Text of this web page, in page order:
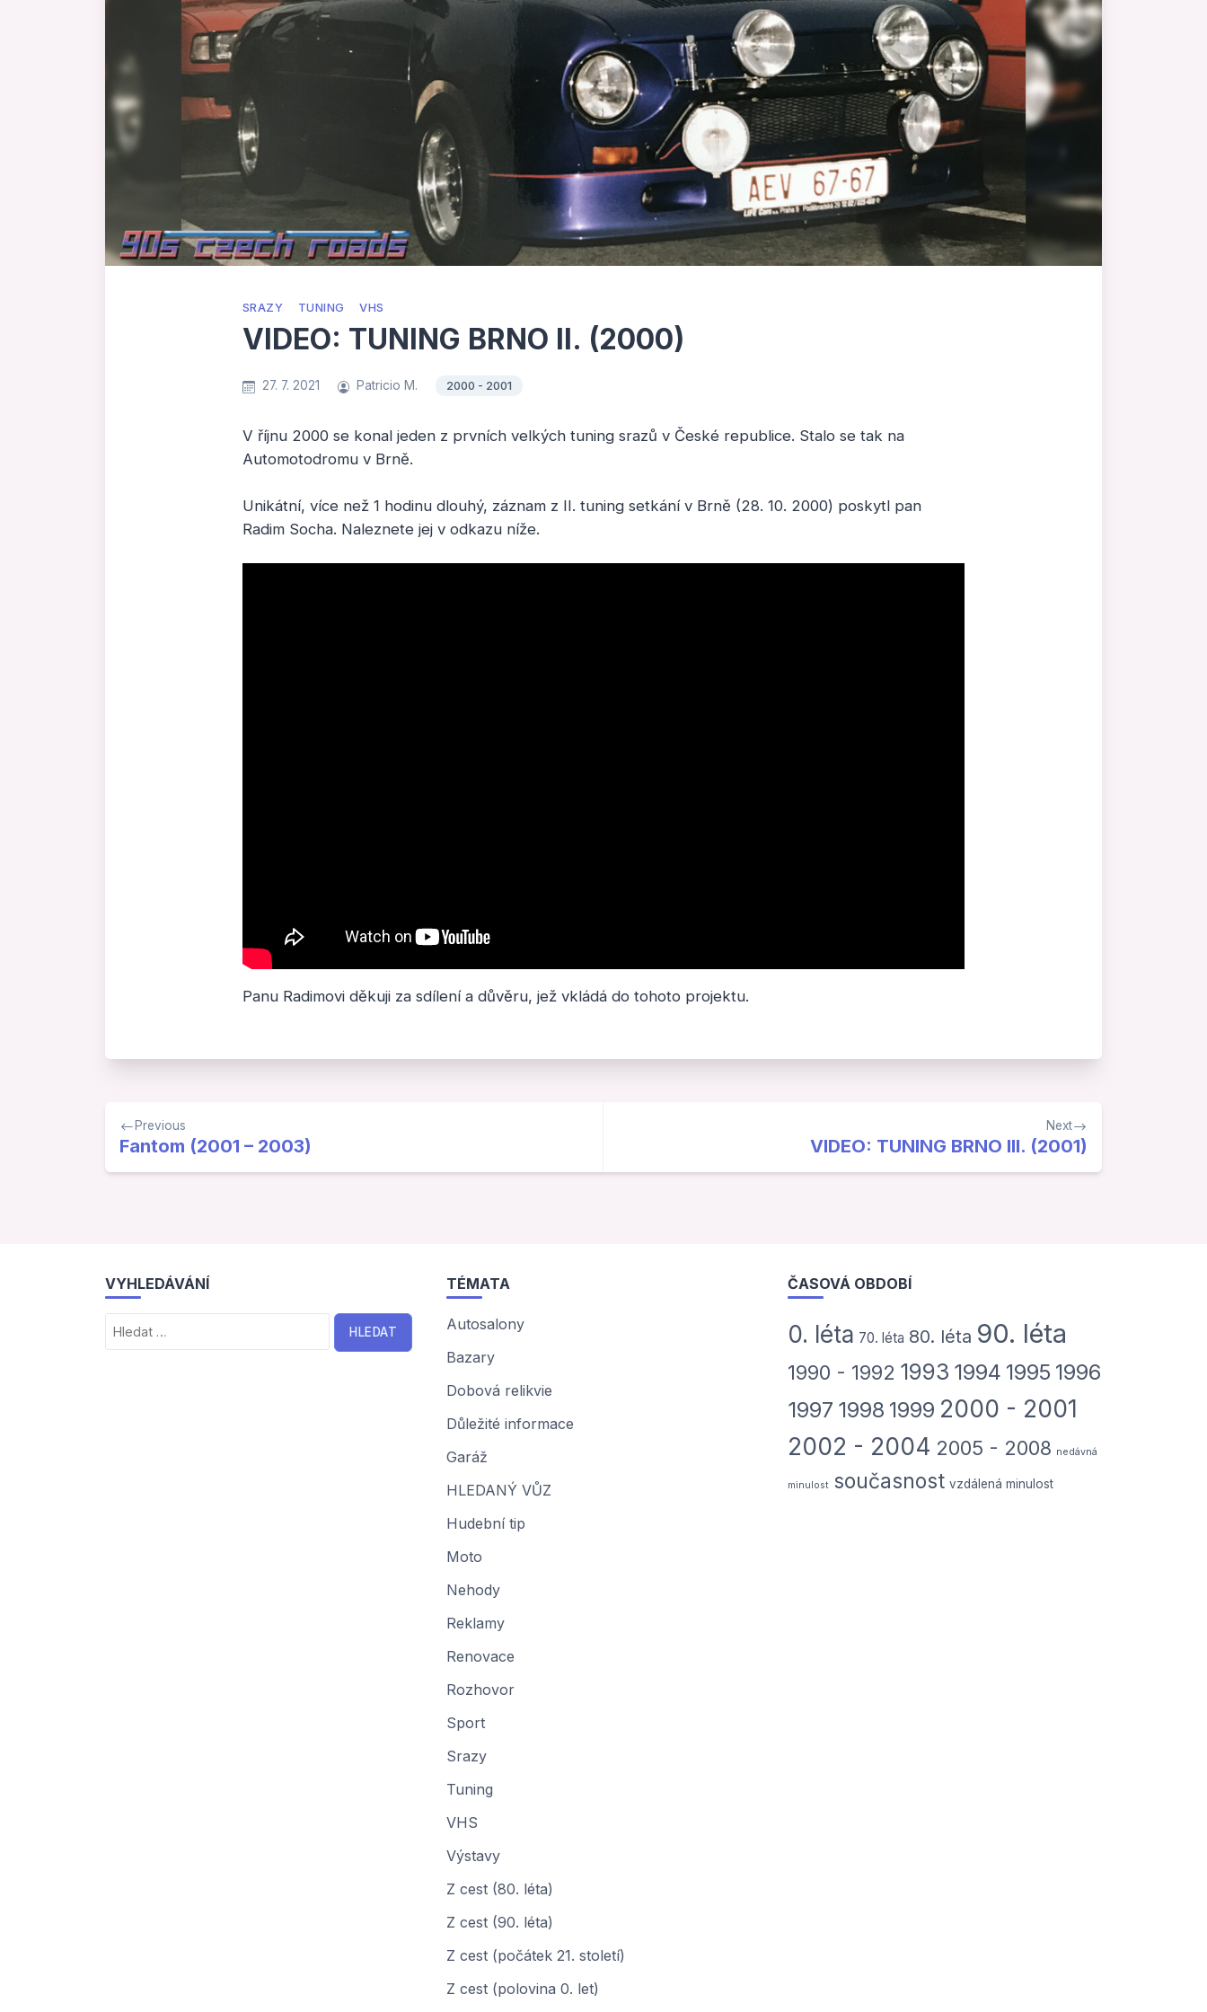
SRAZY TUNING VHS
VIDEO: TUNING BRNO II. (2000)
27. 7. 2021 Patricio M. 2000 - 2001
V říjnu 2000 se konal jeden z prvních velkých tuning srazů v České republice. Stalo se tak na
Automotodromu v Brně.
Unikátní, více než 1 hodinu dlouhý, záznam z II. tuning setkání v Brně (28. 10. 2000) poskytl pan
Radim Socha. Naleznete jej v odkazu níže.
Panu Radimovi děkuji za sdílení a důvěru, jež vkládá do tohoto projektu.
Navigace
pro
příspěvek
Previous
Fantom (2001 – 2003)
Next
VIDEO: TUNING BRNO III. (2001)
VYHLEDÁVÁNÍ
Vyhledávání
TÉMATA
Autosalony
Bazary
Dobová relikvie
Důležité informace
Garáž
HLEDANÝ VŮZ
Hudební tip
Moto
Nehody
Reklamy
Renovace
Rozhovor
Sport
Srazy
Tuning
VHS
Výstavy
Z cest (80. léta)
Z cest (90. léta)
Z cest (počátek 21. století)
Z cest (polovina 0. let)
ČASOVÁ OBDOBÍ
0. léta 70. léta 80. léta 90. léta
1990 - 1992 1993 1994 1995 1996
1997 1998 1999 2000 - 2001
2002 - 2004 2005 - 2008 nedávná
minulost současnost vzdálená minulost